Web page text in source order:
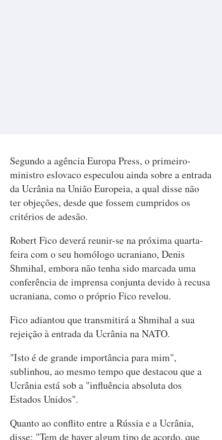
Segundo a agência Europa Press, o primeiro-
ministro eslovaco especulou ainda sobre a entrada
da Ucrânia na União Europeia, a qual disse não
ter objeções, desde que fossem cumpridos os
critérios de adesão.
Robert Fico deverá reunir-se na próxima quarta-
feira com o seu homólogo ucraniano, Denis
Shmihal, embora não tenha sido marcada uma
conferência de imprensa conjunta devido à recusa
ucraniana, como o próprio Fico revelou.
Fico adiantou que transmitirá a Shmihal a sua
rejeição à entrada da Ucrânia na NATO.
"Isto é de grande importância para mim",
sublinhou, ao mesmo tempo que destacou que a
Ucrânia está sob a "influência absoluta dos
Estados Unidos".
Quanto ao conflito entre a Rússia e a Ucrânia,
disse: "Tem de haver algum tipo de acordo, que